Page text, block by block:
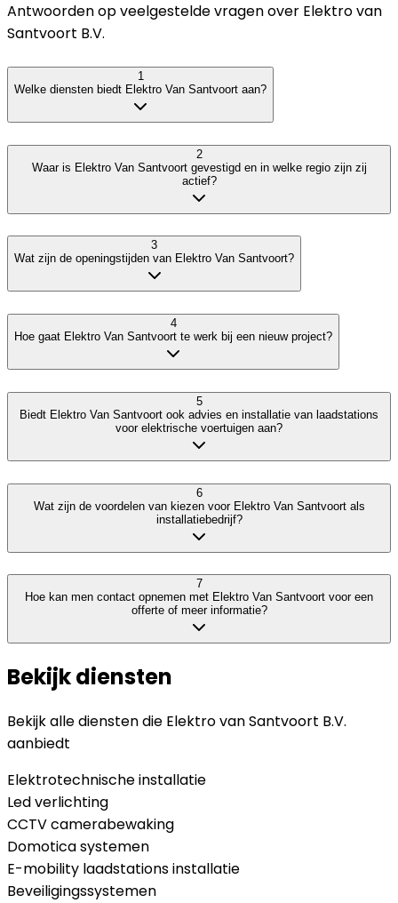
Antwoorden op veelgestelde vragen over Elektro van
Santvoort B.V.
1
Welke diensten biedt Elektro Van Santvoort aan?
2
Waar is Elektro Van Santvoort gevestigd en in welke regio zijn zij
actief?
3
Wat zijn de openingstijden van Elektro Van Santvoort?
4
Hoe gaat Elektro Van Santvoort te werk bij een nieuw project?
5
Biedt Elektro Van Santvoort ook advies en installatie van laadstations
voor elektrische voertuigen aan?
6
Wat zijn de voordelen van kiezen voor Elektro Van Santvoort als
installatiebedrijf?
7
Hoe kan men contact opnemen met Elektro Van Santvoort voor een
offerte of meer informatie?
Bekijk diensten
Bekijk alle diensten die Elektro van Santvoort B.V.
aanbiedt
Elektrotechnische installatie
Led verlichting
CCTV camerabewaking
Domotica systemen
E-mobility laadstations installatie
Beveiligingssystemen